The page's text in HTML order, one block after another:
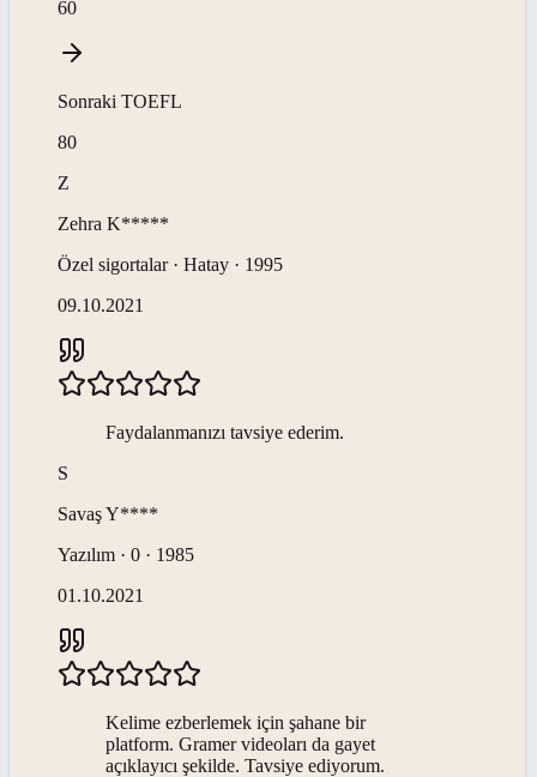
60
Sonraki TOEFL
80
Z
Zehra K*****
Özel sigortalar · Hatay · 1995
09.10.2021
Faydalanmanızı tavsiye ederim.
S
SavaşY****
Yazılım · 0 · 1985
01.10.2021
Kelime ezberlemek için şahane bir
platform. Gramer videoları da gayet
açıklayıcı şekilde. Tavsiye ediyorum.